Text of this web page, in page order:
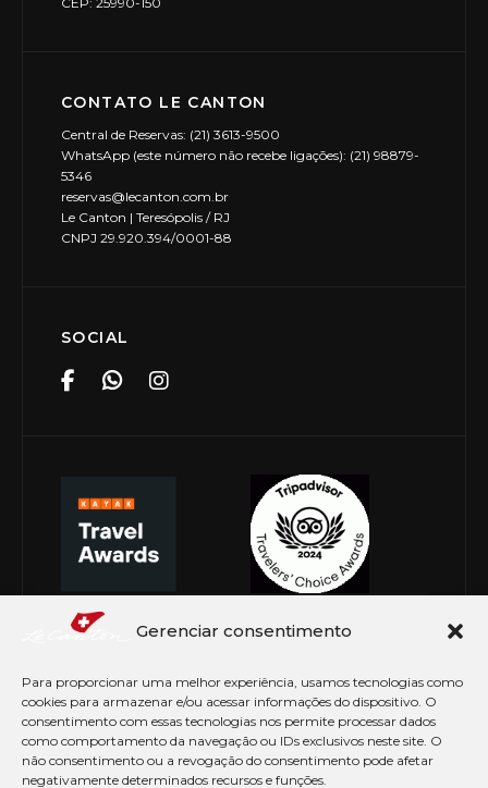
Gerenciar consentimento
Para proporcionar uma melhor experiência, usamos tecnologias como
cookies para armazenar e/ou acessar informações do dispositivo. O
consentimento com essas tecnologias nos permite processar dados
como comportamento da navegação ou IDs exclusivos neste site. O
não consentimento ou a revogação do consentimento pode afetar
negativamente determinados recursos e funções.
CONTATO LE CANTON
Central de Reservas: (21) 3613-9500
WhatsApp (este número não recebe ligações): (21) 98879-
5346
reservas@lecanton.com.br
Le Canton | Teresópolis / RJ
CNPJ 29.920.394/0001-88
SOCIAL
© Copyright 2026 Le Canton. Todos os direitos